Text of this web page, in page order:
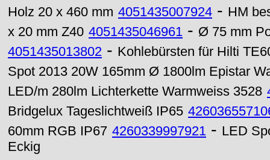
Holz 20 x 460 mm 4051435007924 - HM
x 20 mm Z40 4051435046961 - Ø 75 mm
4051435013802 - Kohlebürsten für Hilti
Spot 2013 20W 165mm Ø 1800lm Epistar
LED/m 280lm Lichterkette Warmweiss 3528
Bridgelux Tageslichtweiß IP65
60mm RGB IP67 4260339997921 - LED
Eckig